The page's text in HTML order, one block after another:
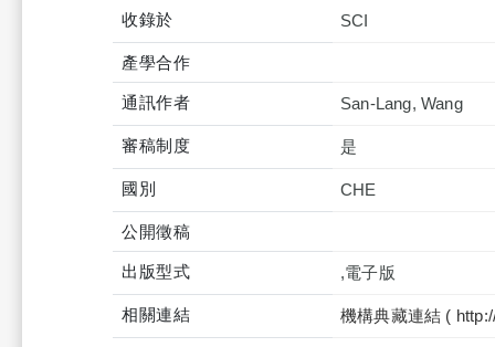
收錄於
產學合作
通訊作者 San-Lang, Wang
審稿制度 是
國別 CHE
公開徵稿
出版型式 ,電子版
相關連結 機構典藏連結 (